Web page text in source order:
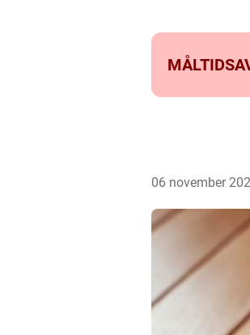
06 november